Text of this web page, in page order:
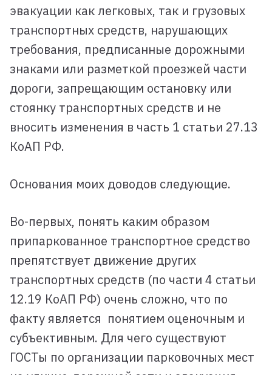
эвакуации как легковых, так и грузовых
транспортных средств, нарушающих
требования, предписанные дорожными
знаками или разметкой проезжей части
дороги, запрещающим остановку или
стоянку транспортных средств и не
вносить изменения в часть 1 статьи 27.13
КоАП РФ.
Основания моих доводов следующие.
Во-первых, понять каким образом
припаркованное транспортное средство
препятствует движение других
транспортных средств (по части 4 статьи
12.19 КоАП РФ) очень сложно, что по
факту является понятием оценочным и
субъективным. Для чего существуют
ГОСТы по организации парковочных мест